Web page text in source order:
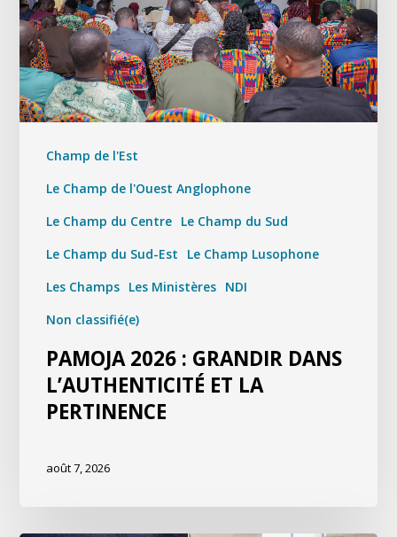
Champ de l'Est
Le Champ de l'Ouest Anglophone
Le Champ du Centre Le Champ du Sud
Le Champ du Sud-Est
Le Champ Lusophone
Les Champs Les Ministères NDI
Non classifié(e)
PAMOJA 2026 : GRANDIR DANS
L’AUTHENTICITÉ ET LA
PERTINENCE
août 7, 2026